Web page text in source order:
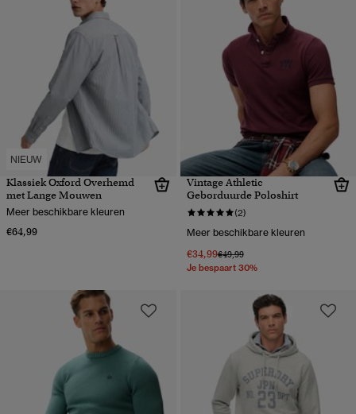
NIEUW
Klassiek Oxford Overhemd
met Lange Mouwen
Meer beschikbare kleuren
€64,99
Vintage Athletic
Geborduurde Poloshirt
(2)
Meer beschikbare kleuren
€34,99Prijs verlaagd van
€49,99naar
Je bespaart 30%